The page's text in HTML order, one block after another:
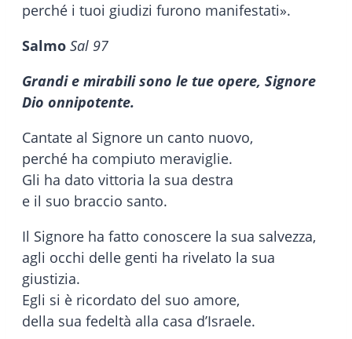
perché i tuoi giudizi furono manifestati».
Salmo Sal 97
Grandi e mirabili sono le tue opere, Signore
Dio onnipotente.
Cantate al Signore un canto nuovo,
perché ha compiuto meraviglie.
Gli ha dato vittoria la sua destra
e il suo braccio santo.
Il Signore ha fatto conoscere la sua salvezza,
agli occhi delle genti ha rivelato la sua
giustizia.
Egli si è ricordato del suo amore,
della sua fedeltà alla casa d’Israele.